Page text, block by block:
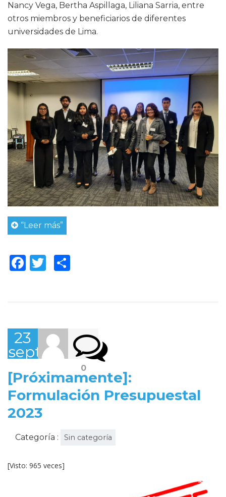
Nancy Vega, Bertha Aspillaga, Liliana Sarria, entre
otros miembros y beneficiarios de diferentes
universidades de Lima.
“Leer más”
Facebook
Twitter
23
septiembre,
0
[Próximamente]:
Formulación Presupuestal
2023
Categoría : Sin categoría
[Visto: 965 veces]